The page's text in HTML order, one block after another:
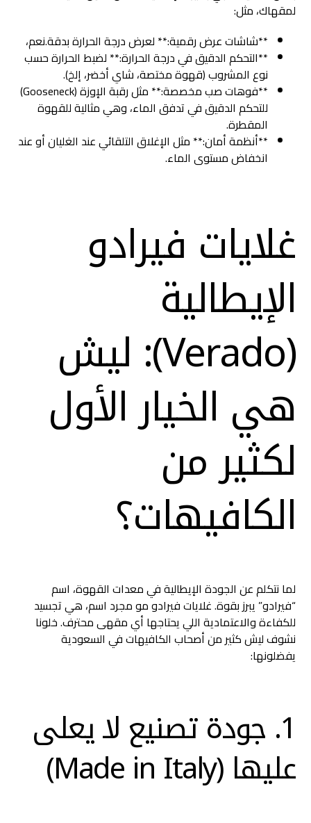
لمقهاك، مثل:
**شاشات عرض رقمية:** لعرض درجة الحرارة بدقة.نعم،
**التحكم الدقيق في درجة الحرارة:** لضبط الحرارة حسب
نوع المشروب (قهوة مختصة، شاي أخضر، إلخ).
**فوهات صب مخصصة:** مثل رقبة الإوزة (Gooseneck)
للتحكم الدقيق في تدفق الماء، وهي مثالية للقهوة
المقطرة.
**أنظمة أمان:** مثل الإغلاق التلقائي عند الغليان أو عند
انخفاض مستوى الماء.
غلايات فيرادو
الإيطالية
(Verado): ليش
هي الخيار الأول
لكثير من
الكافيهات؟
لما نتكلم عن الجودة الإيطالية في معدات القهوة، اسم
“فيرادو” يبرز بقوة. غلايات فيرادو مو مجرد اسم، هي تجسيد
للكفاءة والاعتمادية اللي يحتاجها أي مقهى محترف. خلونا
نشوف ليش كثير من أصحاب الكافيهات في السعودية
يفضلونها:
1. جودة تصنيع لا يعلى
عليها (Made in Italy)